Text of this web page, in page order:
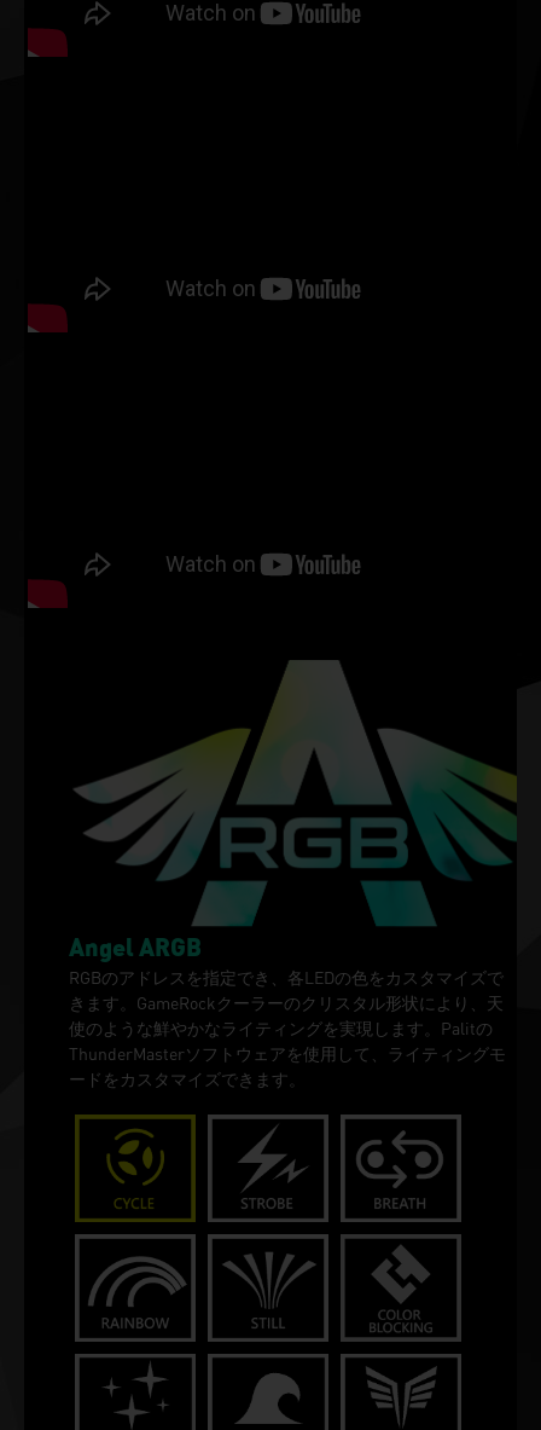
Angel ARGB
RGBのアドレスを指定でき、各LEDの色をカスタマイズで
きます。GameRockクーラーのクリスタル形状により、天
使のような鮮やかなライティングを実現します。Palitの
ThunderMasterソフトウェアを使用して、ライティングモ
ードをカスタマイズできます。